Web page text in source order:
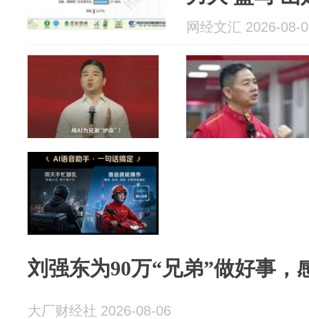
市包装痛点
网经文汇 2026-08-
刘强东为90万“兄弟”做好事，
大厂财经社 2026-08-06